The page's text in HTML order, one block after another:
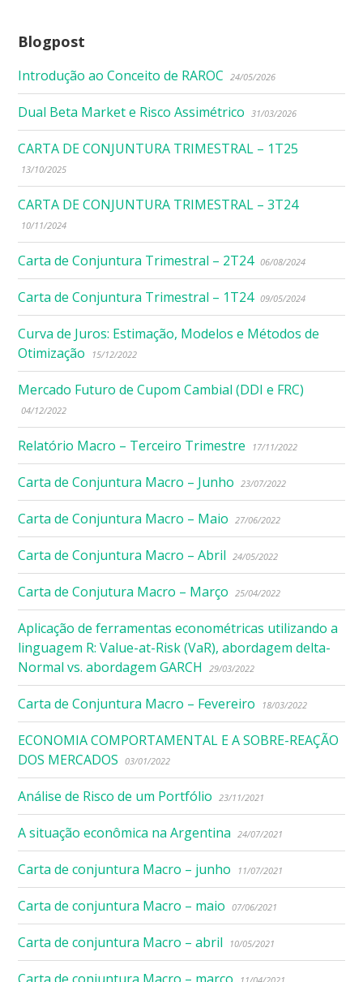
Blogpost
Introdução ao Conceito de RAROC 24/05/2026
Dual Beta Market e Risco Assimétrico 31/03/2026
CARTA DE CONJUNTURA TRIMESTRAL – 1T25
13/10/2025
CARTA DE CONJUNTURA TRIMESTRAL – 3T24
10/11/2024
Carta de Conjuntura Trimestral – 2T24 06/08/2024
Carta de Conjuntura Trimestral – 1T24 09/05/2024
Curva de Juros: Estimação, Modelos e Métodos de
Otimização
15/12/2022
Mercado Futuro de Cupom Cambial (DDI e FRC)
04/12/2022
Relatório Macro – Terceiro Trimestre 17/11/2022
Carta de Conjuntura Macro – Junho 23/07/2022
Carta de Conjuntura Macro – Maio 27/06/2022
Carta de Conjuntura Macro – Abril 24/05/2022
Carta de Conjutura Macro – Março 25/04/2022
Aplicação de ferramentas econométricas utilizando a
linguagem R: Value-at-Risk (VaR), abordagem delta-
Normal vs. abordagem GARCH
29/03/2022
Carta de Conjuntura Macro – Fevereiro 18/03/2022
ECONOMIA COMPORTAMENTAL E A SOBRE-REAÇÃO
DOS MERCADOS
03/01/2022
Análise de Risco de um Portfólio 23/11/2021
A situação econômica na Argentina 24/07/2021
Carta de conjuntura Macro – junho 11/07/2021
Carta de conjuntura Macro – maio 07/06/2021
Carta de conjuntura Macro – abril 10/05/2021
Carta de conjuntura Macro – março